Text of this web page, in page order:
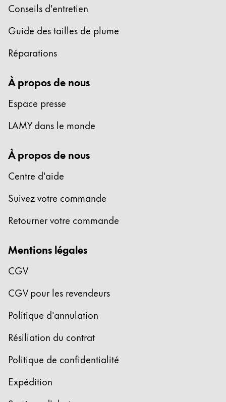
Coffrets cadeaux
Gravure
LAMY Community
LAMY x Kunstpalast
Lettering Workshop
LAMY Stories
LAMY dialog urushi
Entreprise
Corporate Culture
Design
Responsabilité
Esprit pionnier
Carrière
À propos de votre commande
FR/BJ
Créer un compte
Créer un compte
Conseils d'entretien
Guide des tailles de plume
Réparations
À propos de nous
Espace presse
LAMY dans le monde
À propos de nous
Centre d'aide
Suivez votre commande
Retourner votre commande
Mentions légales
CGV
CGV pour les revendeurs
Politique d'annulation
Résiliation du contrat
Politique de confidentialité
Expédition